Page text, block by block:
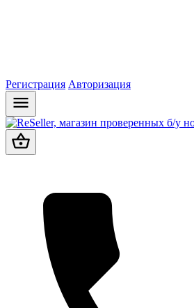
Регистрация Авторизация